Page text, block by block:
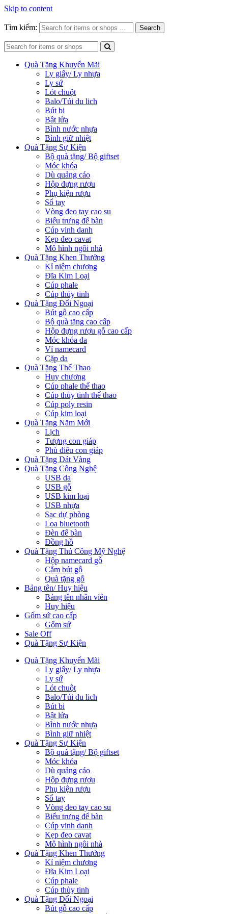
Skip to content
Tìm kiếm: Search
Quà Tặng Khuyến Mãi
Ly giấy/ Ly nhựa
Ly sứ
Lót chuột
Balo/Túi du lich
Bút bi
Bật lửa
Bình nước nhựa
Bình giữ nhiệt
Quà Tặng Sự Kiện
Bộ quà tặng/ Bộ giftset
Móc khóa
Dù quảng cáo
Hộp đựng rượu
Phụ kiện rượu
Sổ tay
Vòng đeo tay cao su
Biểu trưng để bàn
Cúp vinh danh
Kẹp đeo cavat
Mô hình ngôi nhà
Quà Tặng Khen Thưởng
Kỉ niệm chương
Đĩa Kim Loại
Cúp phale
Cúp thủy tinh
Quà Tặng Đối Ngoại
Bút gỗ cao cấp
Bộ quà tặng cao cấp
Hộp đựng rượu gỗ cao cấp
Móc khóa da
Ví namecard
Cặp da
Quà Tặng Thể Thao
Huy chương
Cúp phale thể thao
Cúp thủy tinh thể thao
Cúp poly resin
Cúp kim loại
Quà Tặng Năm Mới
Lịch
Tượng con giáp
Phù điêu con giáp
Quà Tặng Dát Vàng
Quà Tặng Công Nghệ
USB da
USB gỗ
USB kim loại
USB nhựa
Sạc dự phòng
Loa bluetooth
Đèn để bàn
Đồng hồ
Quà Tặng Thủ Công Mỹ Nghệ
Hộp namecard gỗ
Cắm bút gỗ
Quà tặng gỗ
Bảng tên/ Huy hiệu
Bảng tên nhân viên
Huy hiệu
Gốm sứ cao cấp
Gốm sứ
Sale Off
Quà Tặng Sự Kiện
Quà Tặng Khuyến Mãi
Ly giấy/ Ly nhựa
Ly sứ
Lót chuột
Balo/Túi du lich
Bút bi
Bật lửa
Bình nước nhựa
Bình giữ nhiệt
Quà Tặng Sự Kiện
Bộ quà tặng/ Bộ giftset
Móc khóa
Dù quảng cáo
Hộp đựng rượu
Phụ kiện rượu
Sổ tay
Vòng đeo tay cao su
Biểu trưng để bàn
Cúp vinh danh
Kẹp đeo cavat
Mô hình ngôi nhà
Quà Tặng Khen Thưởng
Kỉ niệm chương
Đĩa Kim Loại
Cúp phale
Cúp thủy tinh
Quà Tặng Đối Ngoại
Bút gỗ cao cấp